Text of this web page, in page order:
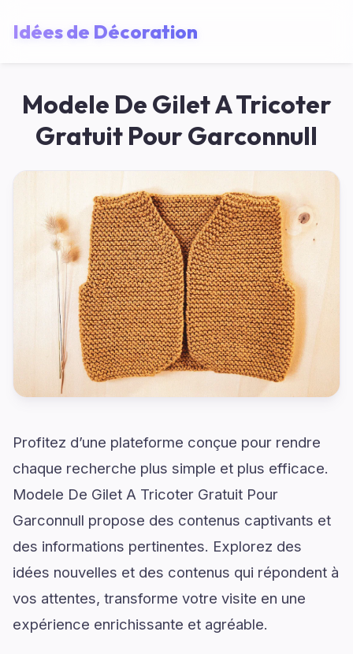
Idées de Décoration
Modele De Gilet A Tricoter
Gratuit Pour Garconnull
Profitez d’une plateforme conçue pour rendre
chaque recherche plus simple et plus efficace.
Modele De Gilet A Tricoter Gratuit Pour
Garconnull propose des contenus captivants et
des informations pertinentes. Explorez des
idées nouvelles et des contenus qui répondent à
vos attentes, transforme votre visite en une
expérience enrichissante et agréable.